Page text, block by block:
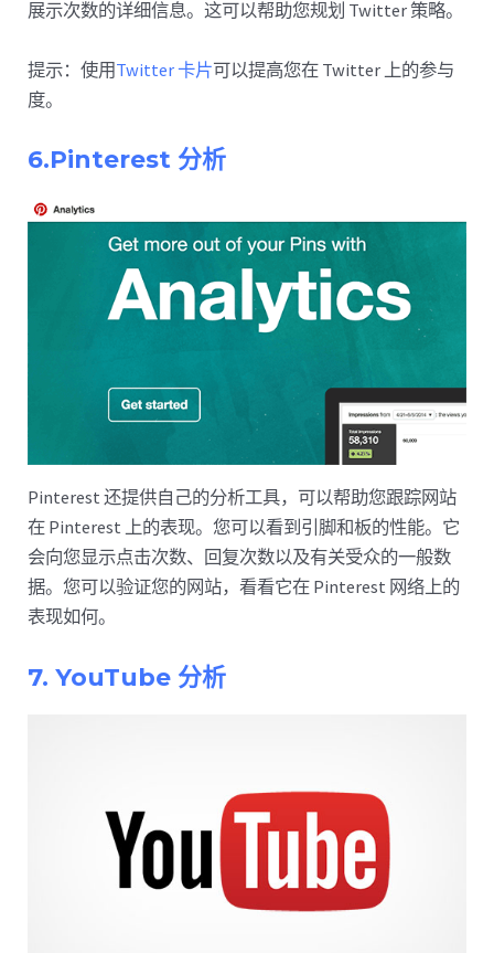
展示次数的详细信息。这可以帮助您规划 Twitter 策略。
提示：使用Twitter 卡片可以提高您在 Twitter 上的参与
度。
6.Pinterest 分析
Pinterest 还提供自己的分析工具，可以帮助您跟踪网站
在 Pinterest 上的表现。您可以看到引脚和板的性能。它
会向您显示点击次数、回复次数以及有关受众的一般数
据。您可以验证您的网站，看看它在 Pinterest 网络上的
表现如何。
7. YouTube 分析